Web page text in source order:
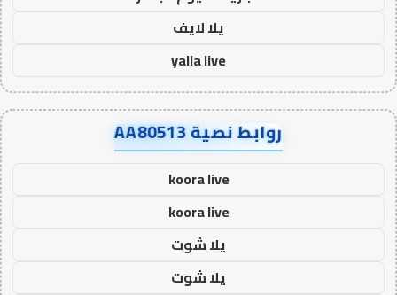
يلا لايف
yalla live
روابط نصية AA80513
koora live
koora live
يلا شوت
يلا شوت